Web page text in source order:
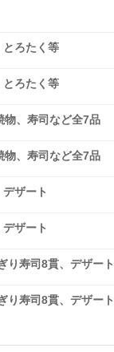
とろたく等
とろたく等
物、寿司など全7品
物、寿司など全7品
ザート
ザート
り寿司8貫、デザート
り寿司8貫、デザート